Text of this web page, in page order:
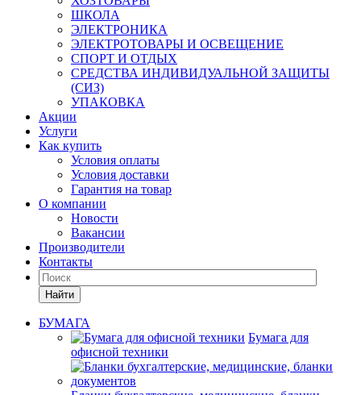
ШКОЛА
ЭЛЕКТРОНИКА
ЭЛЕКТРОТОВАРЫ И ОСВЕЩЕНИЕ
СПОРТ И ОТДЫХ
СРЕДСТВА ИНДИВИДУАЛЬНОЙ ЗАЩИТЫ
(СИЗ)
УПАКОВКА
Акции
Услуги
Как купить
Условия оплаты
Условия доставки
Гарантия на товар
О компании
Новости
Вакансии
Производители
Контакты
Найти
БУМАГА
Бумага для
офисной техники